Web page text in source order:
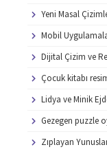
Yeni Masal
Mobil
Dijital Çizim ve
Çocuk kitabı
Lidya ve Minik
Gezegen puzzle
Zıplayan